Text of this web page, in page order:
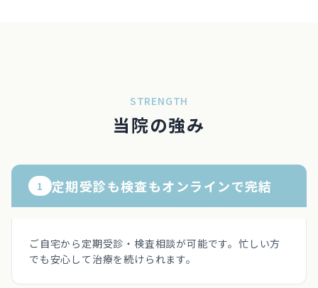
STRENGTH
当院の強み
1 定期受診も検査もオンラインで完結
ご自宅から定期受診・検査相談が可能です。忙しい方
でも安心して治療を続けられます。